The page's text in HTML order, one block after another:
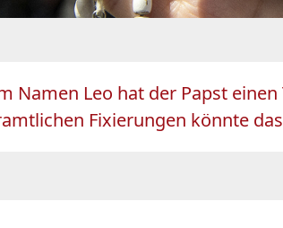
Namen Leo hat der Papst
Fixierungen könnte